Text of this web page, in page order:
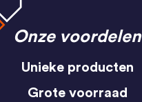
Onze voordelen
Unieke producten
Grote voorraad